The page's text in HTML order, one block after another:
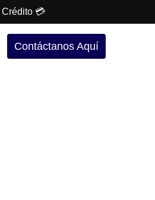
Crédito 💳
Contáctanos Aquí